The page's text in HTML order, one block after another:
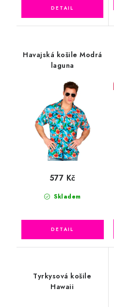
Havajská košile Modrá
laguna
Skladem
577 Kč
Tyrkysová košile
Hawaii